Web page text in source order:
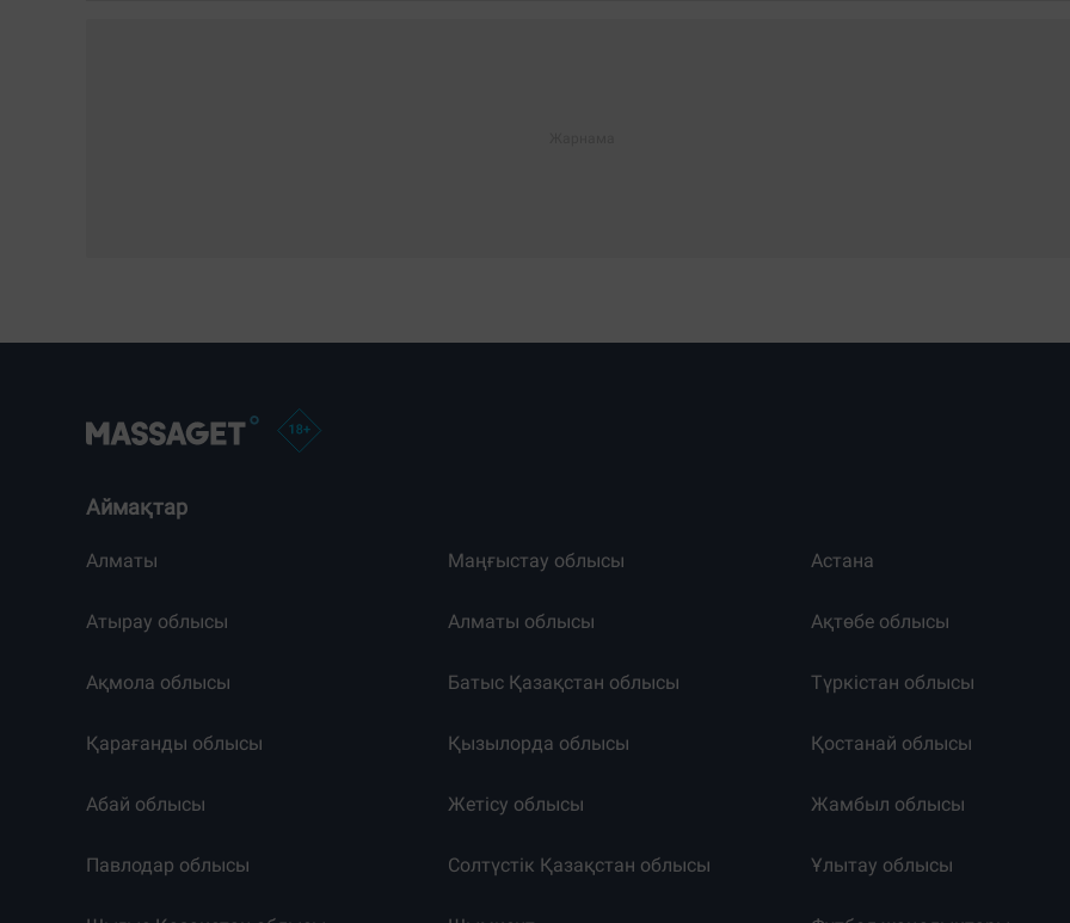
Аймақтар
Алматы Маңғыстау облысы Астана
Атырау облысы Алматы облысы Ақтөбе облысы
Ақмола облысы Батыс Қазақстан облысы Түркістан облысы
Қарағанды облысы Қызылорда облысы Қостанай облысы
Абай облысы Жетісу облысы Жамбыл облысы
Павлодар облысы Солтүстік Қазақстан облысы Ұлытау облысы